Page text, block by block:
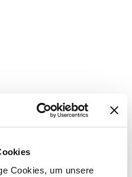
Cookies, um unsere